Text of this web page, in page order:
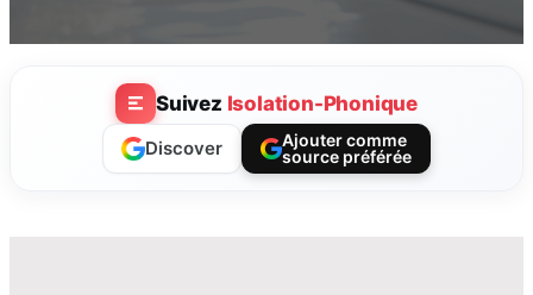
Suivez Isolation-Phonique
Discover
Ajouter comme
source préférée